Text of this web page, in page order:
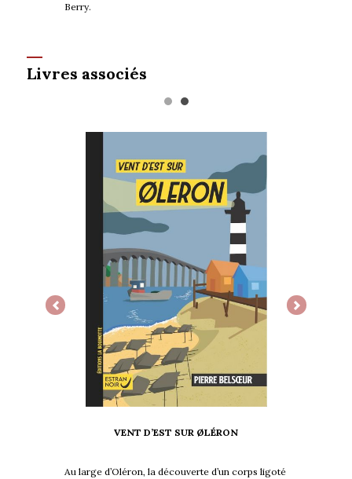
Berry.
Livres associés
Previous Next
VENT D’EST SUR ØLÉRON
Au large d’Oléron, la découverte d’un corps ligoté